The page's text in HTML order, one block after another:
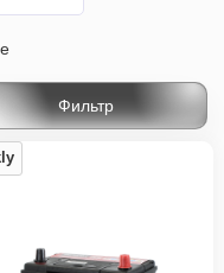
(2015-н.в.)
Фильтр